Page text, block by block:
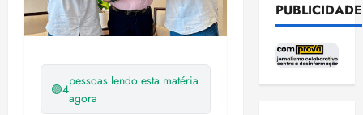
🟢4
pessoas lendo esta matéria
agora
PUBLICIDADE